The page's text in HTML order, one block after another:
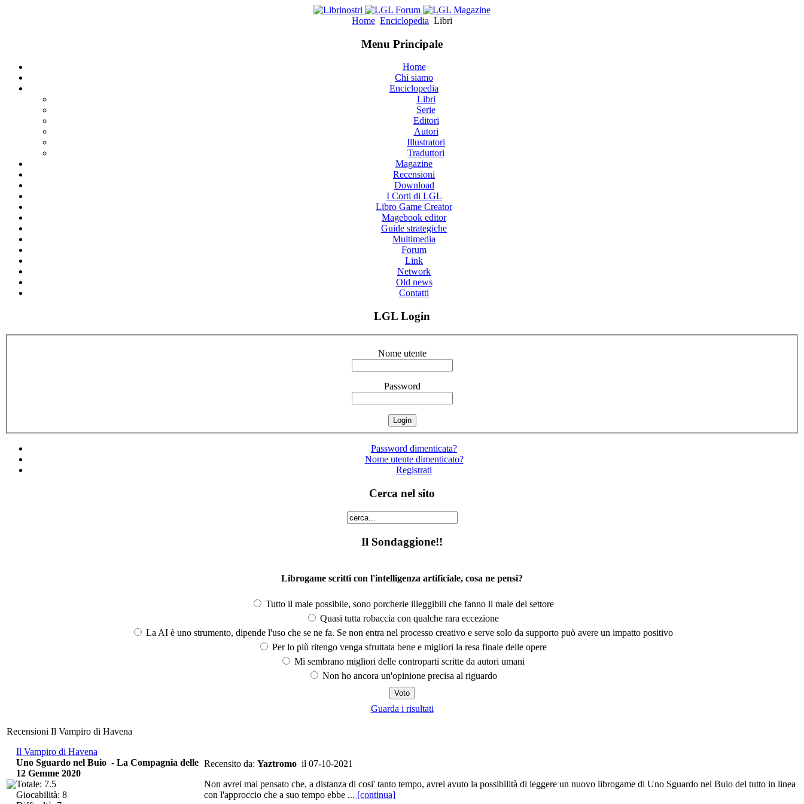
Home Enciclopedia Libri
Menu Principale
Home
Chi siamo
Enciclopedia
Libri
Serie
Editori
Autori
Illustratori
Traduttori
Magazine
Recensioni
Download
I Corti di LGL
Libro Game Creator
Magebook editor
Guide strategiche
Multimedia
Forum
Link
Network
Old news
Contatti
LGL Login
Nome utente
Password
Password dimenticata?
Nome utente dimenticato?
Registrati
Cerca nel sito
Il Sondaggione!!
Librogame scritti con l'intelligenza artificiale, cosa ne pensi?
Tutto il male possibile, sono porcherie illeggibili che fanno il male del settore
Quasi tutta robaccia con qualche rara eccezione
La AI è uno strumento, dipende l'uso che se ne fa. Se non entra nel processo creativo e serve solo da supporto può avere un impatto positivo
Per lo più ritengo venga sfruttata bene e migliori la resa finale delle opere
Mi sembrano migliori delle controparti scritte da autori umani
Non ho ancora un'opinione precisa al riguardo
Guarda i risultati
Recensioni Il Vampiro di Havena
Il Vampiro di Havena
Recensito da: Yaztromo il 07-10-2021
Non avrei mai pensato che, a distanza di cosi' tanto tempo, avrei avuto la possibilità di leggere un nuovo librogame di Uno Sguardo nel Buio del tutto in linea
con l'approccio che a suo tempo ebbe ... [continua]
Uno Sguardo nel Buio - La Compagnia delle
12 Gemme 2020
Totale: 7.5
Giocabilità: 8